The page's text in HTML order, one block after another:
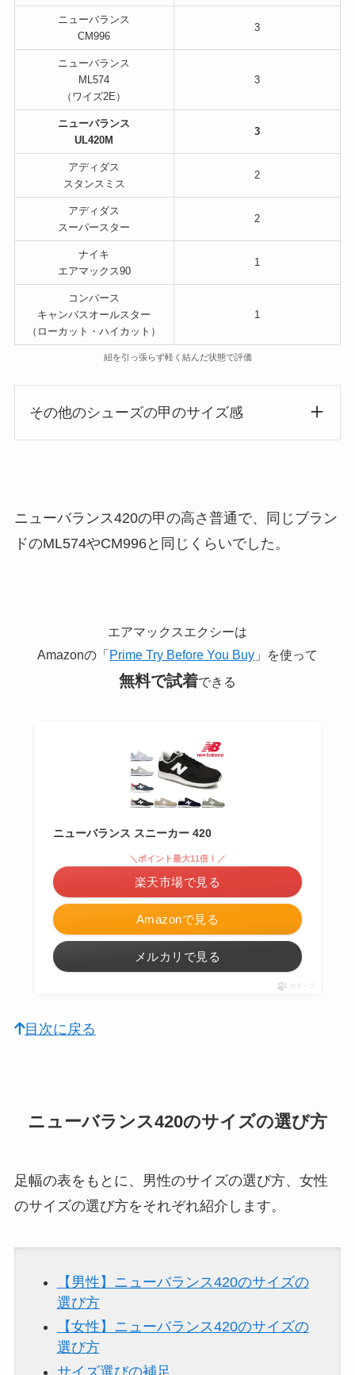
ニューバランス
CM996
3
ニューバランス
ML574
（ワイズ2E）
3
ニューバランス
UL420M
3
アディダス
スタンスミス
2
アディダス
スーパースター
2
ナイキ
エアマックス90
1
コンバース
キャンバスオールスター
（ローカット・ハイカット）
1
紐を引っ張らず軽く結んだ状態で評価
その他のシューズの甲のサイズ感
ニューバランス420の甲の高さ普通で、同じブラン
ドのML574やCM996と同じくらいでした。
エアマックスエクシーは
Amazonの「 Prime Try Before You Buy 」を使って
無料で試着できる
ニューバランス スニーカー 420
Amazonで見る
＼ポイント最大11倍！／
楽天市場で見る
メルカリで見る
ポチップ
目次に戻る
ニューバランス420のサイズの選び方
足幅の表をもとに、男性のサイズの選び方、女性
のサイズの選び方をそれぞれ紹介します。
【男性】ニューバランス420のサイズの
選び方
【女性】ニューバランス420のサイズの
選び方
サイズ選びの補足